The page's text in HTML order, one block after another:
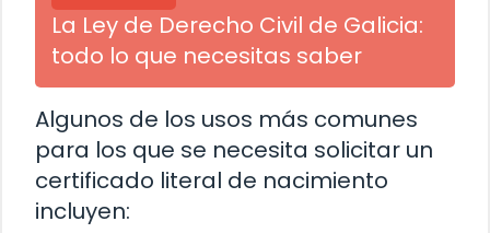
La Ley de Derecho Civil de Galicia:
todo lo que necesitas saber
Algunos de los usos más comunes
para los que se necesita solicitar un
certificado literal de nacimiento
incluyen: